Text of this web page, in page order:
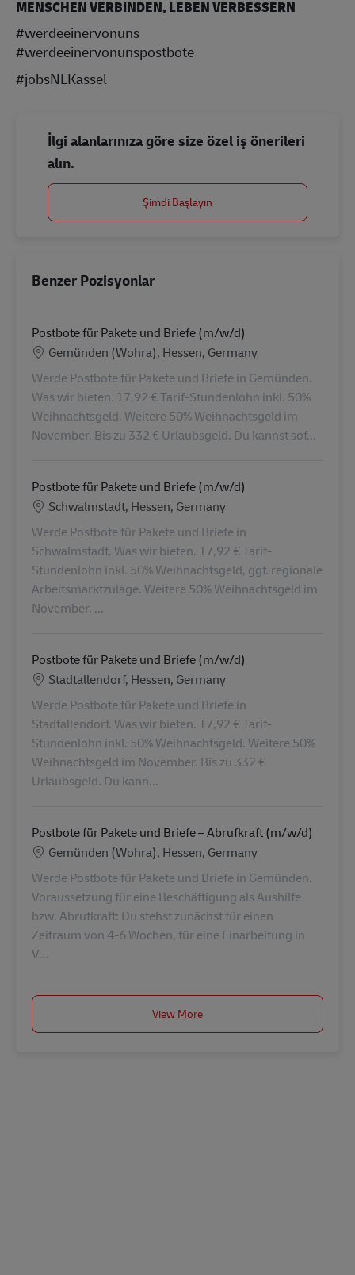
MENSCHEN VERBINDEN, LEBEN VERBESSERN
#werdeeinervonuns
#werdeeinervonunspostbote
#jobsNLKassel
İlgi alanlarınıza göre size özel iş önerileri
alın.
Şimdi Başlayın
Benzer Pozisyonlar
Postbote für Pakete und Briefe (m/w/d)
Konum
Gemünden (Wohra), Hessen, Germany
Werde Postbote für Pakete und Briefe in Gemünden.
Was wir bieten. 17,92 € Tarif-Stundenlohn inkl. 50%
Weihnachtsgeld. Weitere 50% Weihnachtsgeld im
November. Bis zu 332 € Urlaubsgeld. Du kannst sof...
Postbote für Pakete und Briefe (m/w/d)
Konum
Schwalmstadt, Hessen, Germany
Werde Postbote für Pakete und Briefe in
Schwalmstadt. Was wir bieten. 17,92 € Tarif-
Stundenlohn inkl. 50% Weihnachtsgeld, ggf. regionale
Arbeitsmarktzulage. Weitere 50% Weihnachtsgeld im
November. ...
Postbote für Pakete und Briefe (m/w/d)
Konum
Stadtallendorf, Hessen, Germany
Werde Postbote für Pakete und Briefe in
Stadtallendorf. Was wir bieten. 17,92 € Tarif-
Stundenlohn inkl. 50% Weihnachtsgeld. Weitere 50%
Weihnachtsgeld im November. Bis zu 332 €
Urlaubsgeld. Du kann...
Postbote für Pakete und Briefe – Abrufkraft (m/w/d)
Konum
Gemünden (Wohra), Hessen, Germany
Werde Postbote für Pakete und Briefe in Gemünden.
Voraussetzung für eine Beschäftigung als Aushilfe
bzw. Abrufkraft: Du stehst zunächst für einen
Zeitraum von 4-6 Wochen, für eine Einarbeitung in
V...
View More